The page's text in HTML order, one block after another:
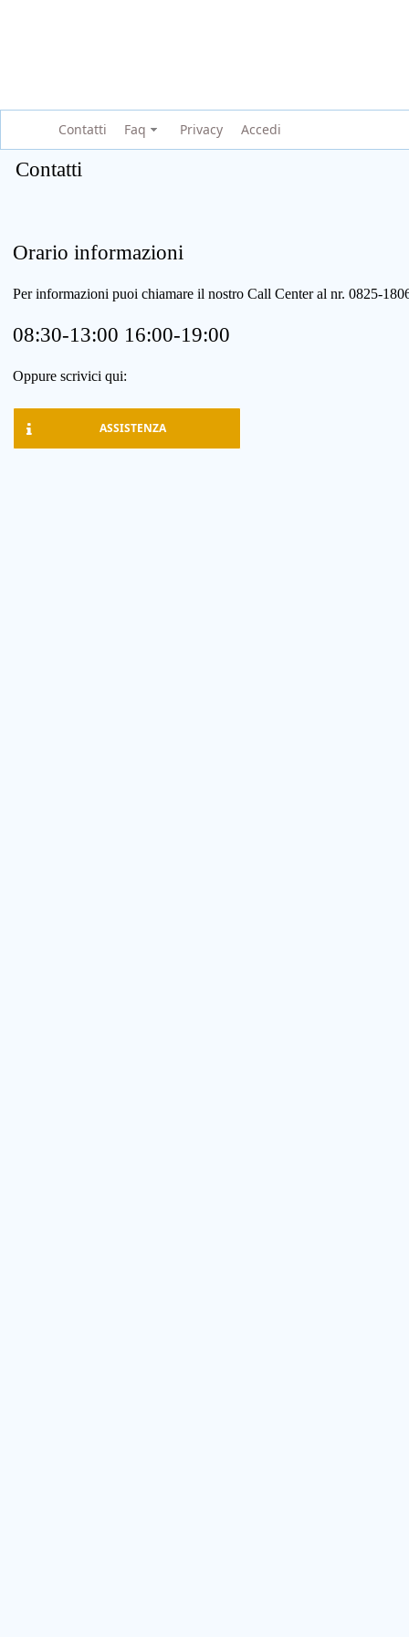
Contatti Faq Privacy Accedi
Contatti
Orario informazioni
Per informazioni puoi chiamare il nostro Call Center al nr. 0825-
08:30-13:00 16:00-19:00
Oppure scrivici qui:
ASSISTENZA